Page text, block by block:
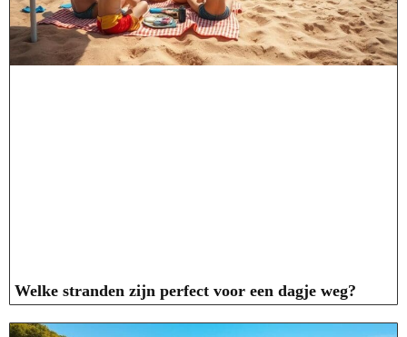
Welke stranden zijn perfect voor een dagje weg?